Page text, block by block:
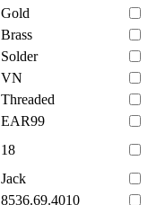
Gold
Brass
Solder
VN
Threaded
EAR99
18
Jack
8536.69.4010